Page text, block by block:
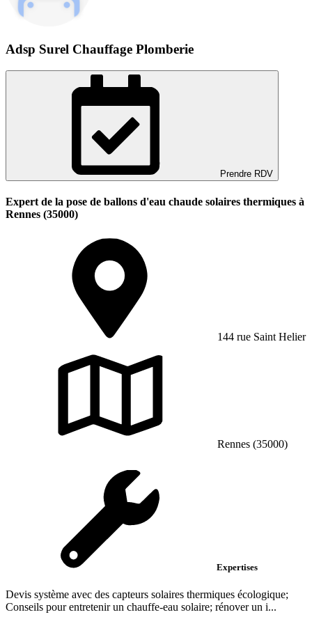
Adsp Surel Chauffage Plomberie
Prendre RDV
Expert de la pose de ballons d'eau chaude solaires thermiques à
Rennes (35000)
144 rue Saint Helier
Rennes (35000)
Expertises
Devis système avec des capteurs solaires thermiques écologique;
Conseils pour entretenir un chauffe-eau solaire; rénover un i...